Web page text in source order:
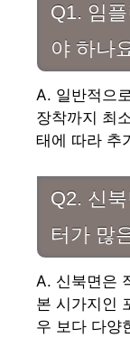
Q1. 임
야 하나
A. 일반적으
장착까지 최
태에 따라 추
Q2. 신
터가 많
A. 신북면은
본 시가지인
우 보다 다양